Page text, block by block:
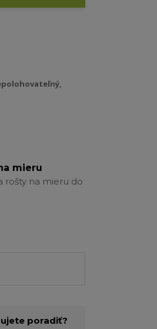
mieru
rošty na mieru do
poradiť?